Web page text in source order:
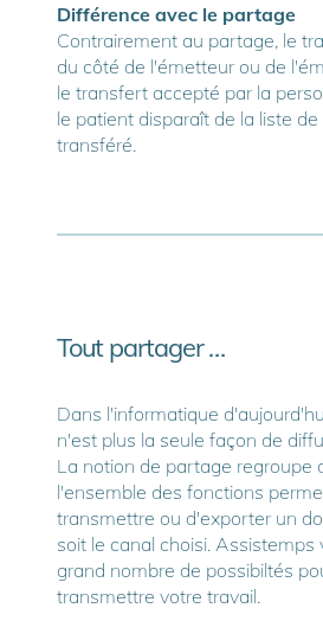
Différence avec le partage
Contrairement au partage, le
du côté de l'émetteur ou de
le transfert accepté par la
le patient disparaît de la liste
transféré.
Tout partager …
Dans l'informatique
n'est plus la seule façon de
La notion de partage regroupe
l'ensemble des fonctions
transmettre ou d'exporter un
soit le canal choisi. Assistemps
grand nombre de possibiltés
transmettre votre travail.